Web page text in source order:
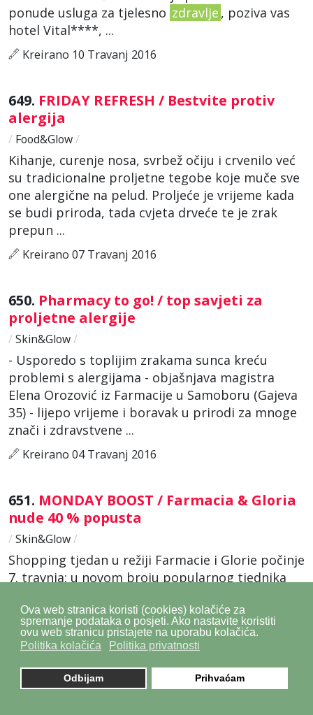
Ova web stranica koristi (cookies) kolačiće za
spremanje podataka o posjeti. Ako nastavite koristiti
ovu web stranicu pristajete na uporabu kolačića.
Politika kolačića
Politika privatnosti
Odbijam Prihvaćam
ponude usluga za tjelesno zdravlje , poziva vas
hotel Vital****, ...
Kreirano 10 Travanj 2016
649. FRIDAY REFRESH / Bestvite protiv
alergija
/ Food&Glow/
Kihanje, curenje nosa, svrbež očiju i crvenilo već
su tradicionalne proljetne tegobe koje muče sve
one alergične na pelud. Proljeće je vrijeme kada
se budi priroda, tada cvjeta drveće te je zrak
prepun ...
Kreirano 07 Travanj 2016
650. Pharmacy to go! / top savjeti za
proljetne alergije
/ Skin&Glow/
- Usporedo s toplijim zrakama sunca kreću
problemi s alergijama - objašnjava magistra
Elena Orozović iz Farmacije u Samoboru (Gajeva
35) - lijepo vrijeme i boravak u prirodi za mnoge
znači i zdravstvene ...
Kreirano 04 Travanj 2016
651. MONDAY BOOST / Farmacia & Gloria
nude 40 % popusta
/ Skin&Glow/
Shopping tjedan u režiji Farmacie i Glorie počinje
7. travnja: u novom broju popularnog tjednika
dermokozmetičke brendove te dodatke
prehrani. Usput - ne zaboravite ...
Kreirano 04 Travanj 2016